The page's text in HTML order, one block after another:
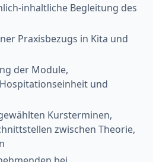
inhaltliche Begleitung des
Praxisbezugs in Kita und
der Module,
und
Kursterminen,
zwischen Theorie,